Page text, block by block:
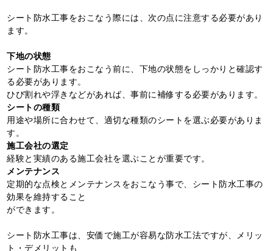
シート防水工事をおこなう際には、次の点に注意する必要があり
ます。
下地の状態
シート防水工事をおこなう前に、下地の状態をしっかりと確認す
る必要があります。
ひび割れや浮きなどがあれば、事前に補修する必要があります。
シートの種類
用途や場所に合わせて、適切な種類のシートを選ぶ必要がありま
す。
施工会社の選定
経験と実績のある施工会社を選ぶことが重要です。
メンテナンス
定期的な点検とメンテナンスをおこなう事で、シート防水工事の
効果を維持すること
ができます。
シート防水工事は、安価で施工が容易な防水工法ですが、メリッ
ト・デメリットも